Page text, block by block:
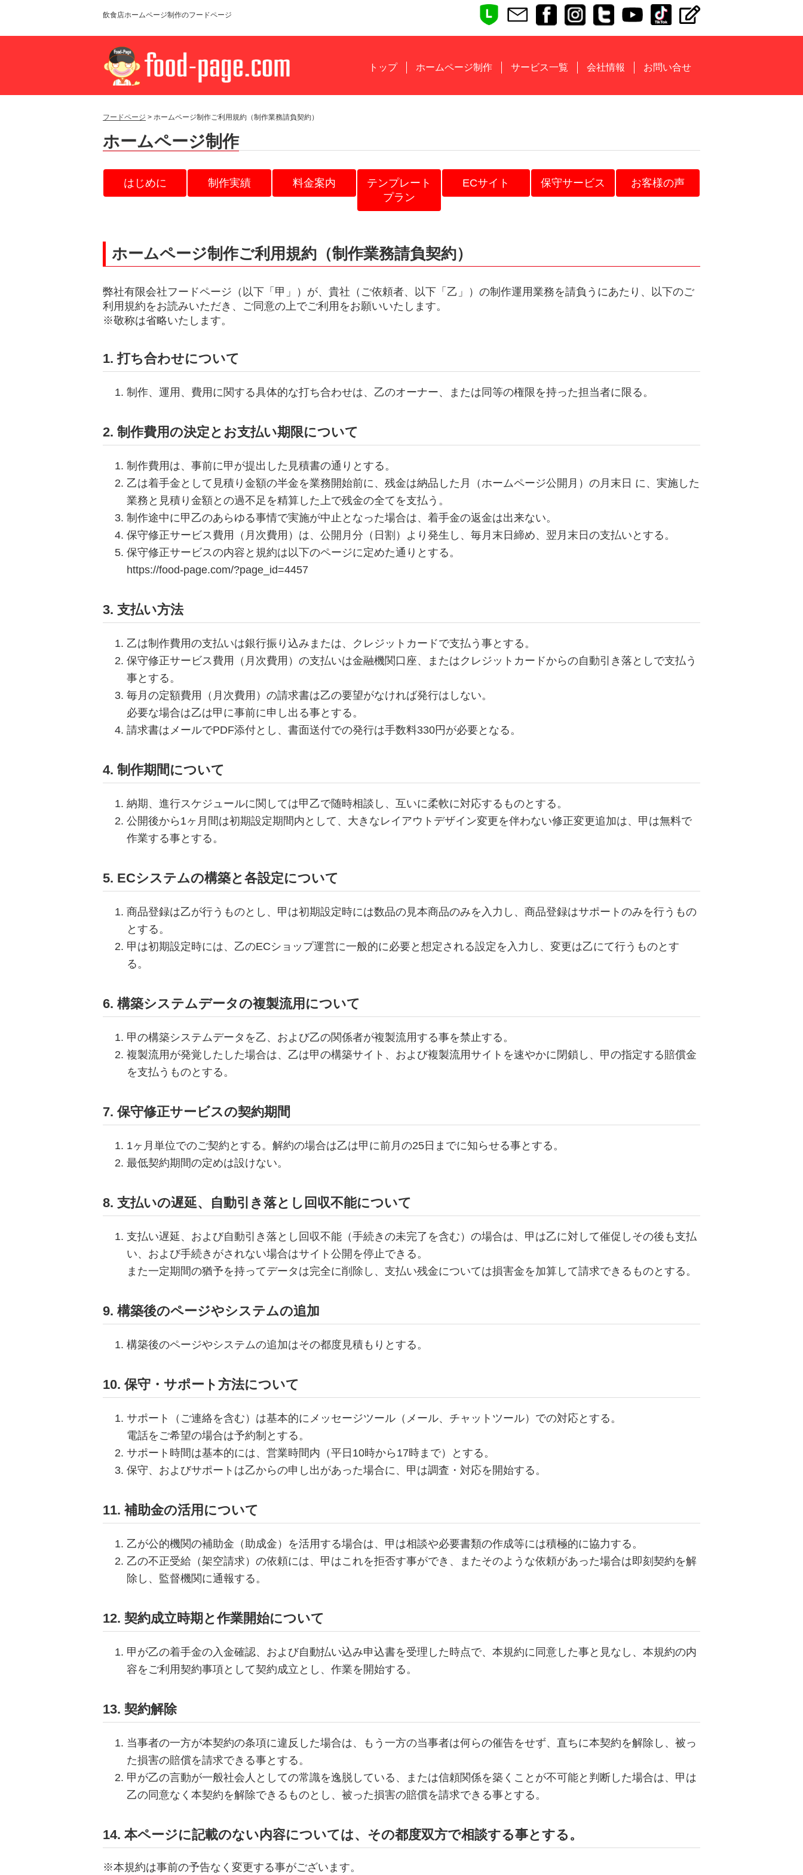
飲食店ホームページ制作のフードページ
トップ ホームページ制作 サービス一覧 会社情報 お問い合せ
フードページ > ホームページ制作ご利用規約（制作業務請負契約）
ホームページ制作
はじめに 制作実績 料金案内
テンプレート
プラン
ECサイト 保守サービス お客様の声
ホームページ制作ご利用規約（制作業務請負契約）
弊社有限会社フードページ（以下「甲」）が、貴社（ご依頼者、以下「乙」）の制作運用業務を請負うにあたり、以下のご
利用規約をお読みいただき、ご同意の上でご利用をお願いいたします。
※敬称は省略いたします。
1. 打ち合わせについて
制作、運用、費用に関する具体的な打ち合わせは、乙のオーナー、または同等の権限を持った担当者に限る。
2. 制作費用の決定とお支払い期限について
制作費用は、事前に甲が提出した見積書の通りとする。
乙は着手金として見積り金額の半金を業務開始前に、残金は納品した月（ホームページ公開月）の月末日 に、実施した
業務と見積り金額との過不足を精算した上で残金の全てを支払う。
制作途中に甲乙のあらゆる事情で実施が中止となった場合は、着手金の返金は出来ない。
保守修正サービス費用（月次費用）は、公開月分（日割）より発生し、毎月末日締め、翌月末日の支払いとする。
保守修正サービスの内容と規約は以下のページに定めた通りとする。
https://food-page.com/?page_id=4457
3. 支払い方法
乙は制作費用の支払いは銀行振り込みまたは、クレジットカードで支払う事とする。
保守修正サービス費用（月次費用）の支払いは金融機関口座、またはクレジットカードからの自動引き落としで支払う
事とする。
毎月の定額費用（月次費用）の請求書は乙の要望がなければ発行はしない。
必要な場合は乙は甲に事前に申し出る事とする。
請求書はメールでPDF添付とし、書面送付での発行は手数料330円が必要となる。
4. 制作期間について
納期、進行スケジュールに関しては甲乙で随時相談し、互いに柔軟に対応するものとする。
公開後から1ヶ月間は初期設定期間内として、大きなレイアウトデザイン変更を伴わない修正変更追加は、甲は無料で
作業する事とする。
5. ECシステムの構築と各設定について
商品登録は乙が行うものとし、甲は初期設定時には数品の見本商品のみを入力し、商品登録はサポートのみを行うもの
とする。
甲は初期設定時には、乙のECショップ運営に一般的に必要と想定される設定を入力し、変更は乙にて行うものとす
る。
6. 構築システムデータの複製流用について
甲の構築システムデータを乙、および乙の関係者が複製流用する事を禁止する。
複製流用が発覚したした場合は、乙は甲の構築サイト、および複製流用サイトを速やかに閉鎖し、甲の指定する賠償金
を支払うものとする。
7. 保守修正サービスの契約期間
1ヶ月単位でのご契約とする。解約の場合は乙は甲に前月の25日までに知らせる事とする。
最低契約期間の定めは設けない。
8. 支払いの遅延、自動引き落とし回収不能について
支払い遅延、および自動引き落とし回収不能（手続きの未完了を含む）の場合は、甲は乙に対して催促しその後も支払
い、および手続きがされない場合はサイト公開を停止できる。
また一定期間の猶予を持ってデータは完全に削除し、支払い残金については損害金を加算して請求できるものとする。
9. 構築後のページやシステムの追加
構築後のページやシステムの追加はその都度見積もりとする。
10. 保守・サポート方法について
サポート（ご連絡を含む）は基本的にメッセージツール（メール、チャットツール）での対応とする。
電話をご希望の場合は予約制とする。
サポート時間は基本的には、営業時間内（平日10時から17時まで）とする。
保守、およびサポートは乙からの申し出があった場合に、甲は調査・対応を開始する。
11. 補助金の活用について
乙が公的機関の補助金（助成金）を活用する場合は、甲は相談や必要書類の作成等には積極的に協力する。
乙の不正受給（架空請求）の依頼には、甲はこれを拒否す事ができ、またそのような依頼があった場合は即刻契約を解
除し、監督機関に通報する。
12. 契約成立時期と作業開始について
甲が乙の着手金の入金確認、および自動払い込み申込書を受理した時点で、本規約に同意した事と見なし、本規約の内
容をご利用契約事項として契約成立とし、作業を開始する。
13. 契約解除
当事者の一方が本契約の条項に違反した場合は、もう一方の当事者は何らの催告をせず、直ちに本契約を解除し、被っ
た損害の賠償を請求できる事とする。
甲が乙の言動が一般社会人としての常識を逸脱している、または信頼関係を築くことが不可能と判断した場合は、甲は
乙の同意なく本契約を解除できるものとし、被った損害の賠償を請求できる事とする。
14. 本ページに記載のない内容については、その都度双方で相談する事とする。
※本規約は事前の予告なく変更する事がございます。